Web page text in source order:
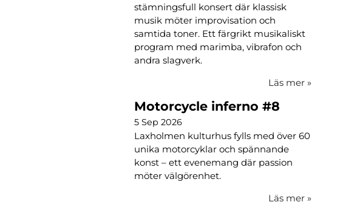
stämningsfull konsert där klassisk
musik möter improvisation och
samtida toner. Ett färgrikt musikaliskt
program med marimba, vibrafon och
andra slagverk.
Läs mer »
Motorcycle inferno #8
5 Sep 2026
Laxholmen kulturhus fylls med över 60
unika motorcyklar och spännande
konst – ett evenemang där passion
möter välgörenhet.
Läs mer »